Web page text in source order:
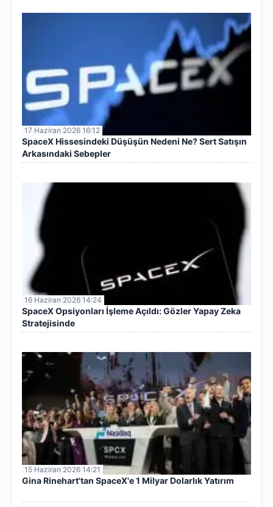
17 Haziran 2026 16:12
SpaceX Hissesindeki Düşüşün Nedeni Ne? Sert Satışın
Arkasındaki Sebepler
16 Haziran 2026 14:24
SpaceX Opsiyonları İşleme Açıldı: Gözler Yapay Zeka
Stratejisinde
15 Haziran 2026 14:21
Gina Rinehart'tan SpaceX'e 1 Milyar Dolarlık Yatırım